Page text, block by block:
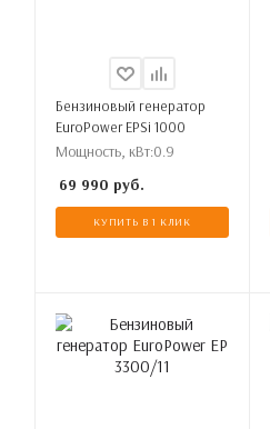
Бензиновый генератор
EuroPower EPSi 1000
Мощность, кВт:0.9
69 990 руб.
КУПИТЬ В 1 КЛИК